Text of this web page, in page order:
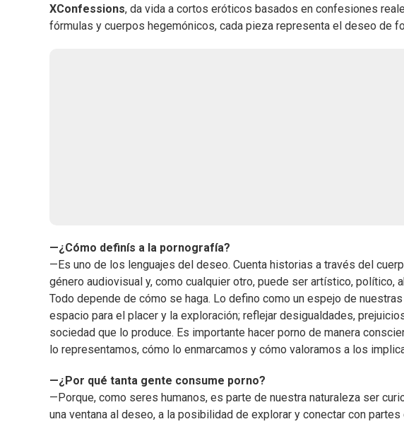
XConfessions, da vida a cortos eróticos basados en confesiones
fórmulas y cuerpos hegemónicos, cada pieza representa el deseo de
—¿Cómo definís a la pornografía?
—Es uno de los lenguajes del deseo. Cuenta historias a través del
género audiovisual y, como cualquier otro, puede ser artístico, político,
Todo depende de cómo se haga. Lo defino como un espejo de
espacio para el placer y la exploración; reflejar desigualdades,
sociedad que lo produce. Es importante hacer porno de manera
lo representamos, cómo lo enmarcamos y cómo valoramos a los
—¿Por qué tanta gente consume porno?
—Porque, como seres humanos, es parte de nuestra naturaleza ser
una ventana al deseo, a la posibilidad de explorar y conectar con